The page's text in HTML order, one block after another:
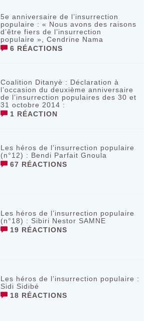
5e anniversaire de l’insurrection
populaire : « Nous avons des raisons
d’être fiers de l’insurrection
populaire », Cendrine Nama
6 RÉACTIONS
Coalition Ditanyè : Déclaration à
l’occasion du deuxième anniversaire
de l’insurrection populaires des 30 et
31 octobre 2014 :
1 RÉACTION
Les héros de l’insurrection populaire
(n°12) : Bendi Parfait Gnoula
67 RÉACTIONS
Les héros de l’insurrection populaire
(n°18) : Sibiri Nestor SAMNE
19 RÉACTIONS
Les héros de l’insurrection populaire :
Sidi Sidibé
18 RÉACTIONS